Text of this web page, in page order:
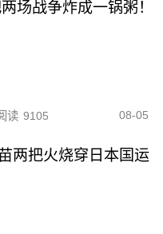
场战争炸成一锅粥！
读 9105 08-05
两把火烧穿日本国运